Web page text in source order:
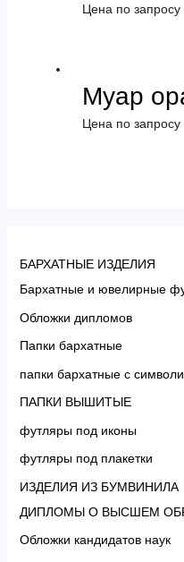
БАРХАТНЫЕ ИЗДЕЛИЯ
Бархатные и ювелирные
Обложки дипломов
Папки бархатные
папки бархатные с
ПАПКИ ВЫШИТЫЕ
футляры под иконы
футляры под плакетки
ИЗДЕЛИЯ ИЗ БУМВИНИЛА
ДИПЛОМЫ О ВЫСШЕМ
Обложки кандидатов наук
Цена по запросу
Муар
Цена по запросу